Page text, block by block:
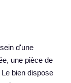
d'une
une pièce de
bien dispose